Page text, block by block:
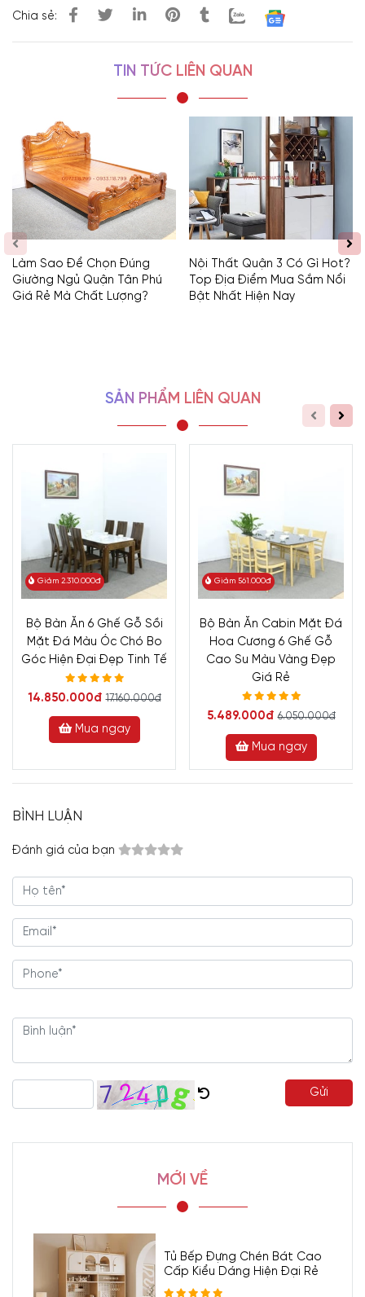
Chia sẻ:
TIN TỨC LIÊN QUAN
Làm Sao Để Chọn Đúng
Giường Ngủ Quận Tân Phú
Giá Rẻ Mà Chất Lượng?
Nội Thất Quận 3 Có Gì Hot?
Top Địa Điểm Mua Sắm Nổi
Bật Nhất Hiện Nay
SẢN PHẨM LIÊN QUAN
Giảm 2.310.000đ
Bộ Bàn Ăn 6 Ghế Gỗ Sồi
Mặt Đá Màu Óc Chó Bo
Góc Hiện Đại Đẹp Tinh Tế
14.850.000đ 17.160.000đ
Mua ngay
Giảm 561.000đ
Bộ Bàn Ăn Cabin Mặt Đá
Hoa Cương 6 Ghế Gỗ
Cao Su Màu Vàng Đẹp
Giá Rẻ
5.489.000đ 6.050.000đ
Mua ngay
BÌNH LUẬN
Đánh giá của bạn
Gửi
MỚI VỀ
Tủ Bếp Đựng Chén Bát Cao
Cấp Kiểu Dáng Hiện Đại Rẻ